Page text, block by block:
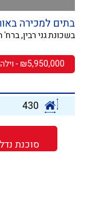
בתים למכירה
בשכונת גני רבין, ברח' האלה
₪5,950,000 - וילה
430
סוכנת